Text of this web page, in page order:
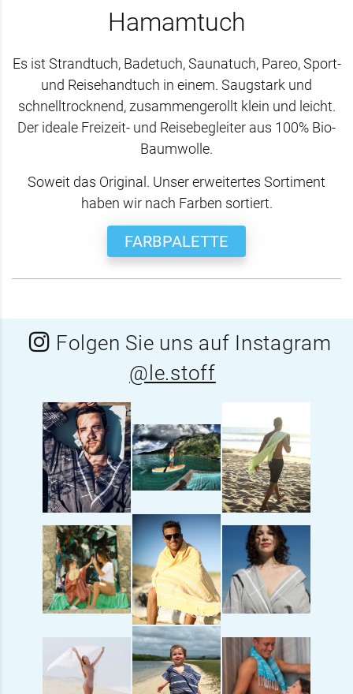
Hamamtuch
Es ist Strandtuch, Badetuch, Saunatuch, Pareo, Sport-
und Reisehandtuch in einem. Saugstark und
schnelltrocknend, zusammengerollt klein und leicht.
Der ideale Freizeit- und Reisebegleiter aus 100% Bio-
Baumwolle.
Soweit das Original. Unser erweitertes Sortiment
haben wir nach Farben sortiert.
FARBPALETTE
Folgen Sie uns auf Instagram
@le.stoff